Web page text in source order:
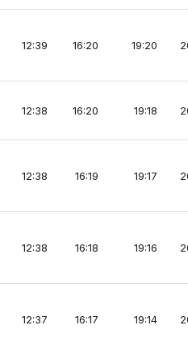
12:39 16:20 19:20
12:38 16:20 19:18
12:38 16:19 19:17
12:38 16:18 19:16
12:37 16:17 19:14